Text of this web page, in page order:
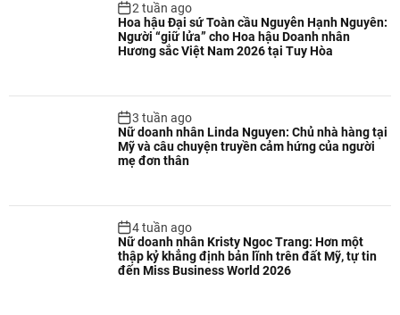
2 tuần ago
Hoa hậu Đại sứ Toàn cầu Nguyễn Hạnh Nguyên:
Người “giữ lửa” cho Hoa hậu Doanh nhân
Hương sắc Việt Nam 2026 tại Tuy Hòa
3 tuần ago
Nữ doanh nhân Linda Nguyen: Chủ nhà hàng tại
Mỹ và câu chuyện truyền cảm hứng của người
mẹ đơn thân
4 tuần ago
Nữ doanh nhân Kristy Ngoc Trang: Hơn một
thập kỷ khẳng định bản lĩnh trên đất Mỹ, tự tin
đến Miss Business World 2026